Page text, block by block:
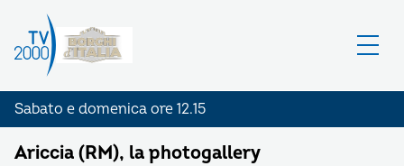
Sabato e domenica ore 12.15
Ariccia (RM), la photogallery